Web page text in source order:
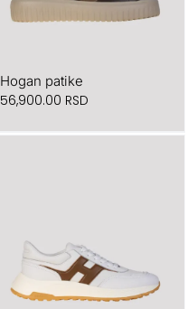
Hogan patike
56,900.00 RSD